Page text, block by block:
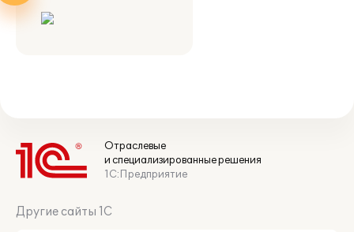
Отраслевые
и специализированные решения
1С:Предприятие
Другие сайты 1С